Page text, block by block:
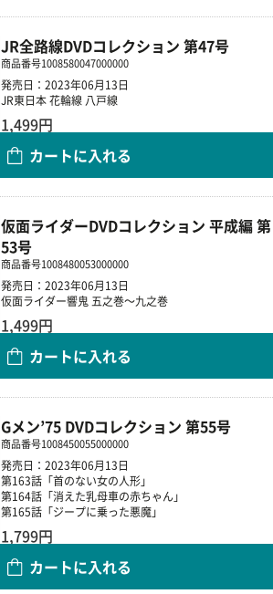
JR全路線DVDコレクション 第47号
商品番号1008580047000000
発売日：2023年06月13日
JR東日本 花輪線 八戸線
1,499円
カートに入れる
仮面ライダーDVDコレクション 平成編 第
53号
商品番号1008480053000000
発売日：2023年06月13日
仮面ライダー響鬼 五之巻～九之巻
1,499円
カートに入れる
Gメン’75 DVDコレクション 第55号
商品番号1008450055000000
発売日：2023年06月13日
第163話「首のない女の人形」
第164話「消えた乳母車の赤ちゃん」
第165話「ジープに乗った悪魔」
1,799円
カートに入れる